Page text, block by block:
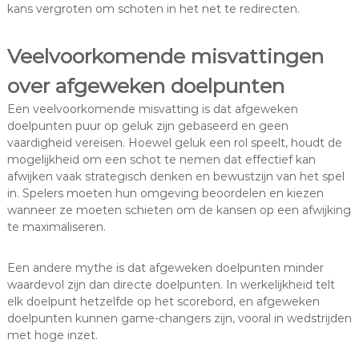
kans vergroten om schoten in het net te redirecten.
Veelvoorkomende misvattingen
over afgeweken doelpunten
Een veelvoorkomende misvatting is dat afgeweken
doelpunten puur op geluk zijn gebaseerd en geen
vaardigheid vereisen. Hoewel geluk een rol speelt, houdt de
mogelijkheid om een schot te nemen dat effectief kan
afwijken vaak strategisch denken en bewustzijn van het spel
in. Spelers moeten hun omgeving beoordelen en kiezen
wanneer ze moeten schieten om de kansen op een afwijking
te maximaliseren.
Een andere mythe is dat afgeweken doelpunten minder
waardevol zijn dan directe doelpunten. In werkelijkheid telt
elk doelpunt hetzelfde op het scorebord, en afgeweken
doelpunten kunnen game-changers zijn, vooral in wedstrijden
met hoge inzet.